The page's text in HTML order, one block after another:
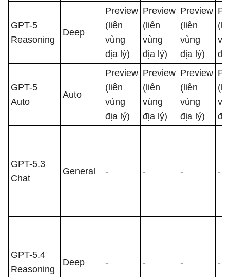
GPT-5
Reasoning
Deep
Preview
(liên
vùng
địa lý)
Preview
(liên
vùng
địa lý)
Preview
(liên
vùng
địa lý)
GPT-5
Auto
Auto
Preview
(liên
vùng
địa lý)
Preview
(liên
vùng
địa lý)
Preview
(liên
vùng
địa lý)
GPT-5.3
Chat
General - - - -
GPT-5.4
Reasoning
Deep - - - -